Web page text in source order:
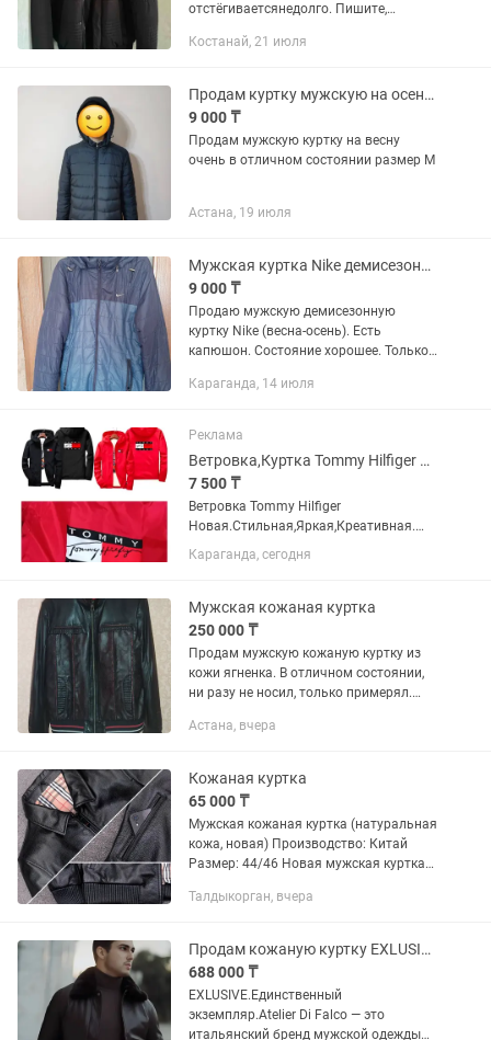
отстёгиваетсянедолго. Пишите,
Костанай, 21 июля
Продам куртку мужскую на осень весна
9 000 ₸
Продам мужскую куртку на весну
очень в отличном состоянии размер М
Астана, 19 июля
Мужская куртка Nike демисезонная (весна/осень)
9 000 ₸
Продаю мужскую демисезонную
куртку Nike (весна-осень). Есть
капюшон. Состояние хорошее. Только
Майкудуке (Караганда). Размер – 48-
Караганда, 14 июля
Реклама
Ветровка,Куртка Tommy Hilfiger Новые Стильные,ВодоСтойкая,, Креатив.
7 500 ₸
Ветровка Tommy Hilfiger
Новая.Стильная,Яркая,Креативная.
Материал типа Балонний-
плащевка,Водостойкая,Непромокаема
Спортивка. Новая в упаковке. Цена...
Караганда, сегодня
Мужская кожаная куртка
250 000 ₸
Продам мужскую кожаную куртку из
кожи ягненка. В отличном состоянии,
ни разу не носил, только примерял.
Производство Турция. Размер 48.
Астана, вчера
Кожаная куртка
65 000 ₸
Мужская кожаная куртка (натуральная
кожа, новая) Производство: Китай
Размер: 44/46 Новая мужская куртка
Классический черный цвет, аккуратный
Талдыкорган, вчера
Продам кожаную куртку EXLUSIVE Класса LUX
688 000 ₸
EXLUSIVE.Единственный
экземпляр.Atelier Di Falco — это
итальянский бренд мужской одежды